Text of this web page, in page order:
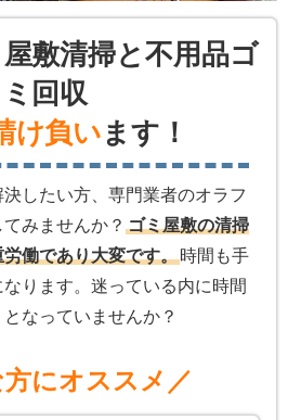
敷清掃と不用品ゴ
ミ回収
け負い ます！
したい方、専門業者のオラフ
みませんか？ ゴミ屋敷の清掃
働であり大変です。時間も手
ります。迷っている内に時間
なっていませんか？
にオススメ／